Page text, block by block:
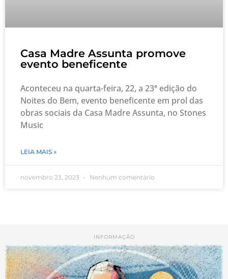
Casa Madre Assunta promove
evento beneficente
Aconteceu na quarta-feira, 22, a 23ª edição do
Noites do Bem, evento beneficente em prol das
obras sociais da Casa Madre Assunta, no Stones
Music
LEIA MAIS »
novembro 23, 2023 Nenhum comentário
INFORMAÇÃO